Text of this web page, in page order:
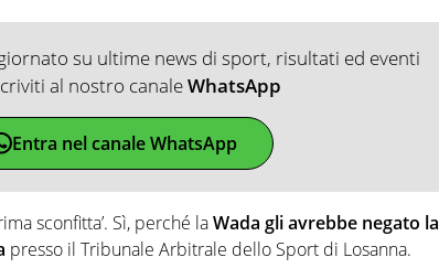
su ultime news di sport, risultati ed eventi
al nostro canaleWhatsApp
Entra nel canale WhatsApp
sconfitta’. Sì, perché laWada gli avrebbe negato la
presso il Tribunale Arbitrale dello Sport di Losanna.